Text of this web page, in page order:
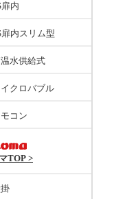
扉内
扉内スリム型
水供給式
クロバブル
モコン
TOP >